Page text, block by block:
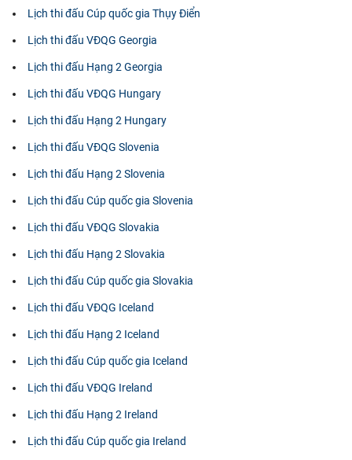
Lịch thi đấu Cúp quốc gia Thụy Điển
Lịch thi đấu VĐQG Georgia
Lịch thi đấu Hạng 2 Georgia
Lịch thi đấu VĐQG Hungary
Lịch thi đấu Hạng 2 Hungary
Lịch thi đấu VĐQG Slovenia
Lịch thi đấu Hạng 2 Slovenia
Lịch thi đấu Cúp quốc gia Slovenia
Lịch thi đấu VĐQG Slovakia
Lịch thi đấu Hạng 2 Slovakia
Lịch thi đấu Cúp quốc gia Slovakia
Lịch thi đấu VĐQG Iceland
Lịch thi đấu Hạng 2 Iceland
Lịch thi đấu Cúp quốc gia Iceland
Lịch thi đấu VĐQG Ireland
Lịch thi đấu Hạng 2 Ireland
Lịch thi đấu Cúp quốc gia Ireland